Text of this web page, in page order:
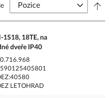
1S18, 18TE, na
dveře IP40
LETOHRAD